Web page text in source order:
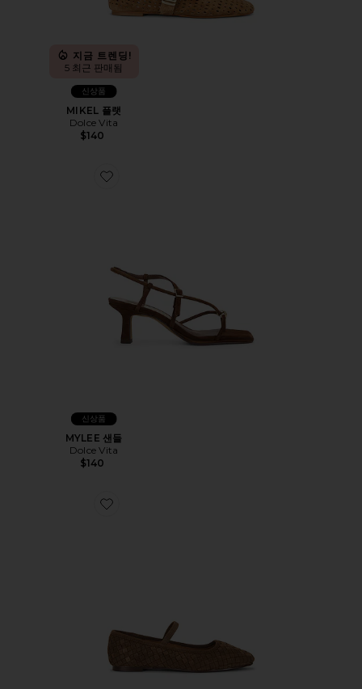
지금 트렌딩!
5 최근 판매됨
신상품
MIKEL 플랫
Dolce Vita
$140
Favorite MYLEE 샌들
신상품
MYLEE 샌들
Dolce Vita
$140